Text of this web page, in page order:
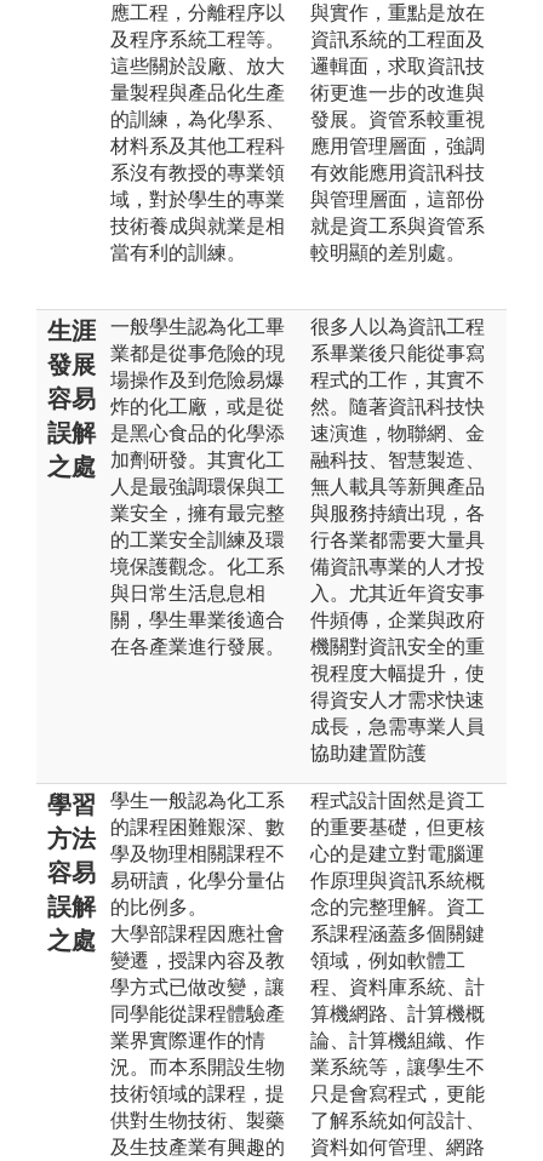
應工程，分離程序以
及程序系統工程等。
這些關於設廠、放大
量製程與產品化生產
的訓練，為化學系、
材料系及其他工程科
系沒有教授的專業領
域，對於學生的專業
技術養成與就業是相
當有利的訓練。
與實作，重點是放在
資訊系統的工程面及
邏輯面，求取資訊技
術更進一步的改進與
發展。資管系較重視
應用管理層面，強調
有效能應用資訊科技
與管理層面，這部份
就是資工系與資管系
較明顯的差別處。
生涯
發展
容易
誤解
之處
一般學生認為化工畢
業都是從事危險的現
場操作及到危險易爆
炸的化工廠，或是從
是黑心食品的化學添
加劑研發。其實化工
人是最強調環保與工
業安全，擁有最完整
的工業安全訓練及環
境保護觀念。化工系
與日常生活息息相
關，學生畢業後適合
在各產業進行發展。
很多人以為資訊工程
系畢業後只能從事寫
程式的工作，其實不
然。隨著資訊科技快
速演進，物聯網、金
融科技、智慧製造、
無人載具等新興產品
與服務持續出現，各
行各業都需要大量具
備資訊專業的人才投
入。尤其近年資安事
件頻傳，企業與政府
機關對資訊安全的重
視程度大幅提升，使
得資安人才需求快速
成長，急需專業人員
協助建置防護
學習
方法
容易
誤解
之處
學生一般認為化工系
的課程困難艱深、數
學及物理相關課程不
易研讀，化學分量佔
的比例多。
大學部課程因應社會
變遷，授課內容及教
學方式已做改變，讓
同學能從課程體驗產
業界實際運作的情
況。而本系開設生物
技術領域的課程，提
供對生物技術、製藥
及生技產業有興趣的
程式設計固然是資工
的重要基礎，但更核
心的是建立對電腦運
作原理與資訊系統概
念的完整理解。資工
系課程涵蓋多個關鍵
領域，例如軟體工
程、資料庫系統、計
算機網路、計算機概
論、計算機組織、作
業系統等，讓學生不
只是會寫程式，更能
了解系統如何設計、
資料如何管理、網路